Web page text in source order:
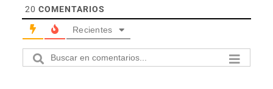
20 COMENTARIOS
Recientes